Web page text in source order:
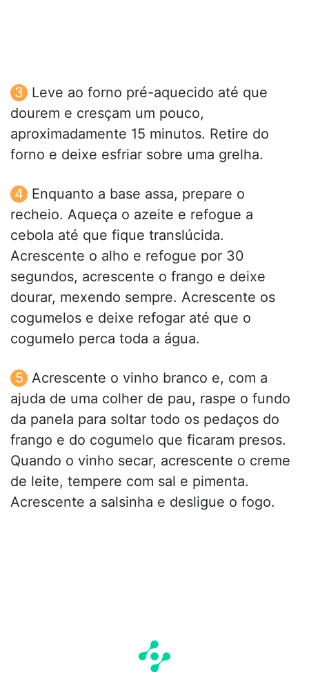
Leve ao forno pré-aquecido até que
dourem e cresçam um pouco,
aproximadamente 15 minutos. Retire do
forno e deixe esfriar sobre uma grelha.
Enquanto a base assa, prepare o
recheio. Aqueça o azeite e refogue a
cebola até que fique translúcida.
Acrescente o alho e refogue por 30
segundos, acrescente o frango e deixe
dourar, mexendo sempre. Acrescente os
cogumelos e deixe refogar até que o
cogumelo perca toda a água.
Acrescente o vinho branco e, com a
ajuda de uma colher de pau, raspe o fundo
da panela para soltar todo os pedaços do
frango e do cogumelo que ficaram presos.
Quando o vinho secar, acrescente o creme
de leite, tempere com sal e pimenta.
Acrescente a salsinha e desligue o fogo.